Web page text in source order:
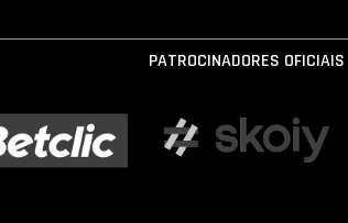
PATROCINADORES OFICIAIS